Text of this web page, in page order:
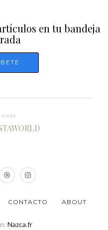
en tu bandeja
CONTACTO ABOUT
Nazca.fr